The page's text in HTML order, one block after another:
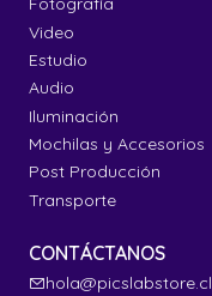
Video
Estudio
Audio
Iluminación
Mochilas y Accesorios
Post Producción
Transporte
CONTÁCTANOS
hola@picslabstore.cl